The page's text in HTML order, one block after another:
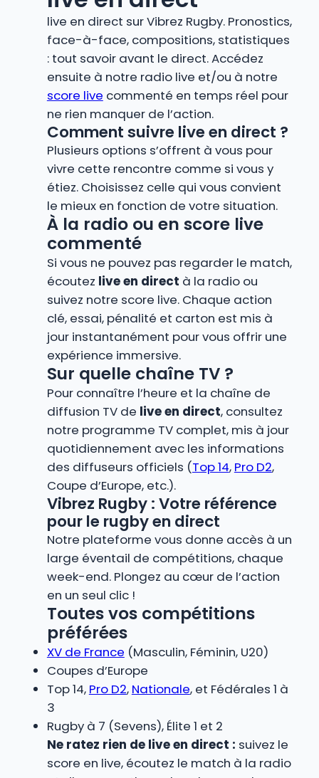
live en direct sur Vibrez Rugby. Pronostics,
face-à-face, compositions, statistiques
: tout savoir avant le direct. Accédez
ensuite à notre radio live et/ou à notre
score live commenté en temps réel pour
ne rien manquer de l’action.
Comment suivre live en direct ?
Plusieurs options s’offrent à vous pour
vivre cette rencontre comme si vous y
étiez. Choisissez celle qui vous convient
le mieux en fonction de votre situation.
À la radio ou en score live
commenté
Si vous ne pouvez pas regarder le match,
écoutez live en direct à la radio ou
suivez notre score live. Chaque action
clé, essai, pénalité et carton est mis à
jour instantanément pour vous offrir une
expérience immersive.
Sur quelle chaîne TV ?
Pour connaître l’heure et la chaîne de
diffusion TV de live en direct, consultez
notre programme TV complet, mis à jour
quotidiennement avec les informations
des diffuseurs officiels (Top 14, Pro D2,
Coupe d’Europe, etc.).
Vibrez Rugby : Votre référence
pour le rugby en direct
Notre plateforme vous donne accès à un
large éventail de compétitions, chaque
week-end. Plongez au cœur de l’action
en un seul clic !
Toutes vos compétitions
préférées
XV de France (Masculin, Féminin, U20)
Coupes d’Europe
Top 14, Pro D2, Nationale, et Fédérales 1 à
3
Rugby à 7 (Sevens), Élite 1 et 2
Ne ratez rien de live en direct : suivez le
score en live, écoutez le match à la radio